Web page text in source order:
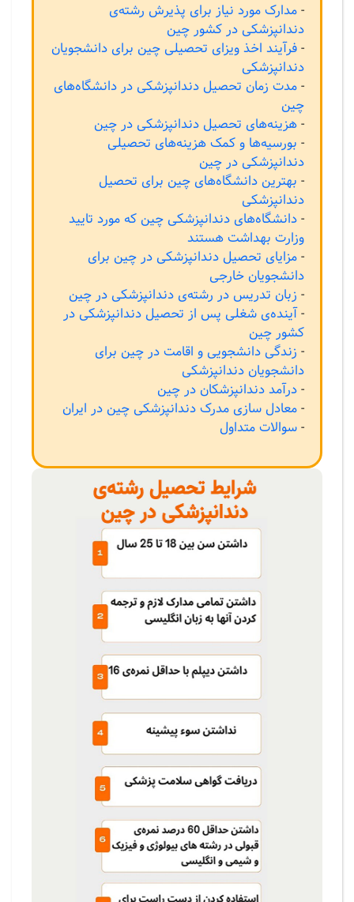
-مدارک مورد نیاز برای پذیرش رشته‌ی
دندانپزشکی در کشور چین
-فرآيند اخذ ویزای تحصیلی چین برای دانشجویان
دندانپزشکی
-مدت زمان تحصیل دندانپزشکی در دانشگاه‌های
چین
-هزینه‌های تحصیل دندانپزشکی در چین
- بورسیه‌ها و کمک هزینه‌های تحصیلی
دندانپزشکی در چین
- بهترین دانشگاه‌های چین برای تحصیل
دندانپزشکی
-دانشگاه‌های دندانپزشکی چین که مورد تایید
وزارت بهداشت هستند
-مزایای تحصیل دندانپزشکی در چین برای
دانشجویان خارجی
- زبان تدریس در رشته‌ی دندانپزشکی در چین
-آینده‌ی شغلی پس از تحصیل دندانپزشکی در
کشور چین
- زندگی دانشجویی و اقامت در چین برای
دانشجویان دندانپزشکی
-درآمد دندانپزشکان در چین
-معادل سازی مدرک دندانپزشکی چین در ایران
-سوالات متداول